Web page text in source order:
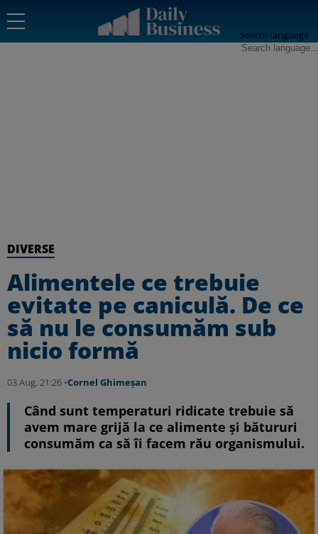
Search language
DIVERSE
Alimentele ce trebuie
evitate pe caniculă. De ce
să nu le consumăm sub
nicio formă
03 Aug, 21:26 •Cornel Ghimeșan
Când sunt temperaturi ridicate trebuie să
avem mare grijă la ce alimente și bătururi
consumăm ca să îi facem rău organismului.